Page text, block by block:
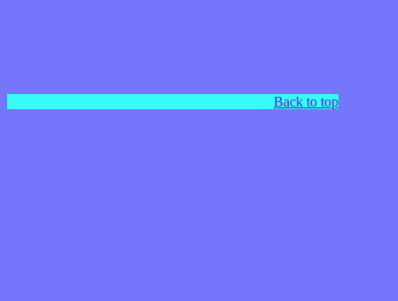
Back to top